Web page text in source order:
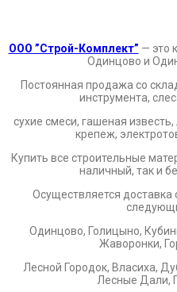
ООО ”Строй-Комплект” — это
Одинцово и
Постоянная продажа со
инструмента,
сухие смеси, гашеная
крепеж,
Купить все строительные
наличный, так и
Осуществляется доставка
Одинцово, Голицыно,
Жаворонки,
Лесной Городок, Власиха,
Лесные Дали,